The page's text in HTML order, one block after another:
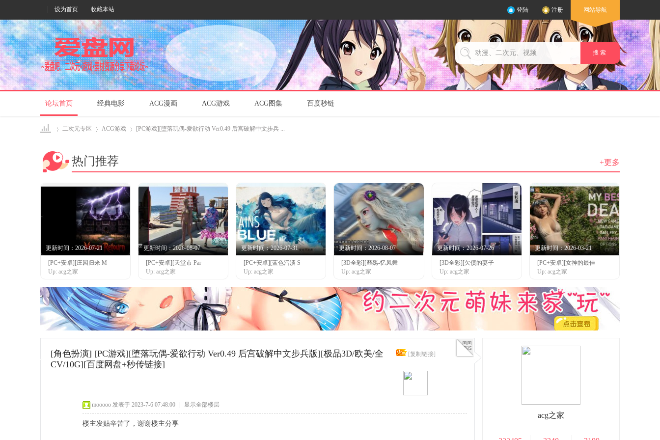
设为首页 收藏本站 登陆 注册 网站导航
搜 索
论坛首页 经典电影 ACG漫画 ACG游戏 ACG图集 百度秒链
爱盘›
二次元专区
›
ACG游戏
›
[PC游戏][堕落玩偶-爱欲行动 Ver0.49 后宫破解中文步兵 ...
热门推荐 +更多
更新时间：2026-07-21
[PC+安卓][庄园归来 M
Up: acg之家
更新时间：2026-08-07
[PC+安卓][天堂市 Par
Up: acg之家
更新时间：2026-07-31
[PC+安卓][蓝色污渍 S
Up: acg之家
更新时间：2026-08-07
[3D全彩][靡殇-忆凤舞
Up: acg之家
更新时间：2026-07-26
[3D全彩][欠债的妻子
Up: acg之家
更新时间：2026-03-21
[PC+安卓][女神的最佳
Up: acg之家
[角色扮演] [PC游戏][堕落玩偶-爱欲行动 Ver0.49 后宫破解中文步兵版][极品3D/欧美/全
CV/10G][百度网盘+秒传链接]
[复制链接]
mooooo 发表于 2023-7-6 07:48:00 显示全部楼层
楼主发贴辛苦了，谢谢楼主分享
acg之家